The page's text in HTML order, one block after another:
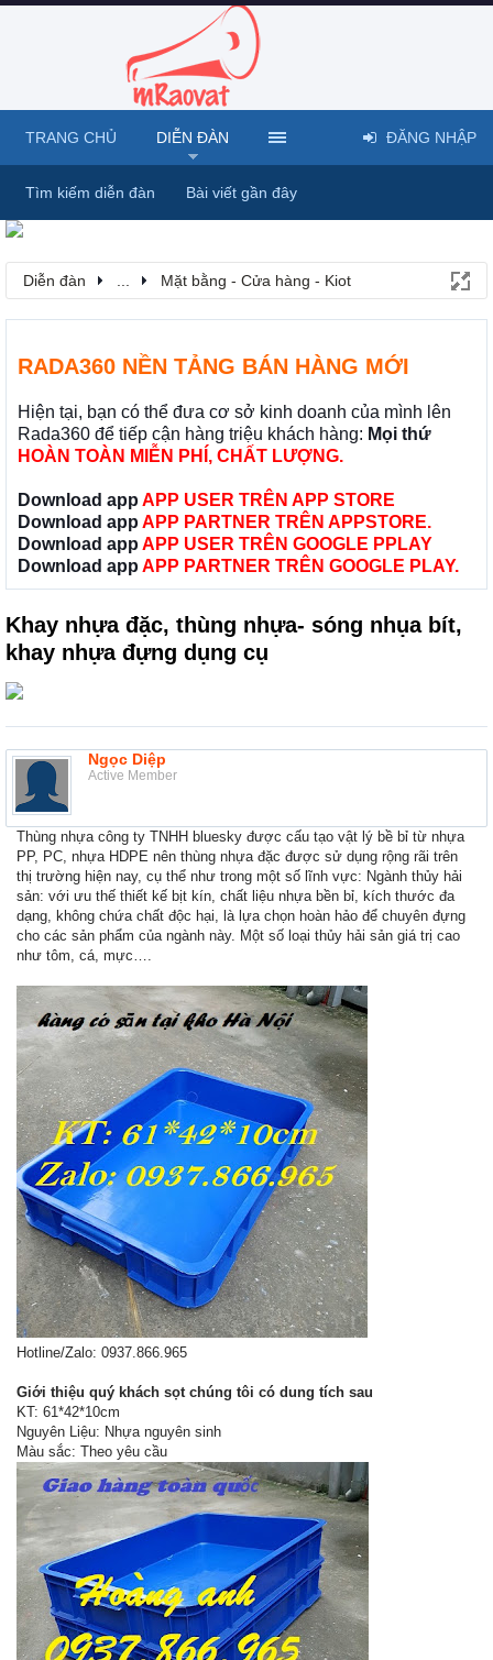
Diễn đàn Mặt bằng - Cửa hàng - Kiot
RADA360 NỀN TẢNG BÁN HÀNG MỚI
Hiện tại, bạn có thể đưa cơ sở kinh doanh của mình lên
Rada360 để tiếp cận hàng triệu khách hàng: Mọi thứ
HOÀN TOÀN MIỄN PHÍ, CHẤT LƯỢNG.
Download app APP USER TRÊN APP STORE
Download app APP PARTNER TRÊN APPSTORE.
Download app APP USER TRÊN GOOGLE PPLAY
Download app APP PARTNER TRÊN GOOGLE PLAY.
Khay nhựa đặc, thùng nhựa- sóng nhụa bít,
khay nhựa đựng dụng cụ
Ngọc Diệp
Active Member
Thùng nhựa công ty TNHH bluesky được cấu tạo vật lý bề bỉ từ nhựa
PP, PC, nhựa HDPE nên thùng nhựa đặc được sử dụng rộng rãi trên
thị trường hiện nay, cụ thể như trong một số lĩnh vực: Ngành thủy hải
sản: với ưu thế thiết kế bịt kín, chất liệu nhựa bền bỉ, kích thước đa
dạng, không chứa chất độc hại, là lựa chọn hoàn hảo để chuyên đựng
cho các sản phẩm của ngành này. Một số loại thủy hải sản giá trị cao
như tôm, cá, mực….
Hotline/Zalo: 0937.866.965
Giới thiệu quý khách sọt chúng tôi có dung tích sau
KT: 61*42*10cm
Nguyên Liệu: Nhựa nguyên sinh
Màu sắc: Theo yêu cầu
TRANG CHỦ DIỄN ĐÀN
Tìm kiếm diễn đàn Bài viết gần đây
ĐĂNG NHẬP